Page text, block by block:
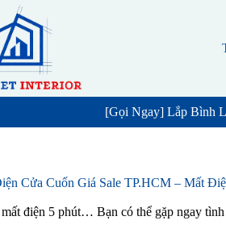
[Gọi Ngay] Lắp Bình
Cửa Cuốn Giá Sale TP.HCM – Mất
điện 5 phút… Bạn có thể gặp ngay tình